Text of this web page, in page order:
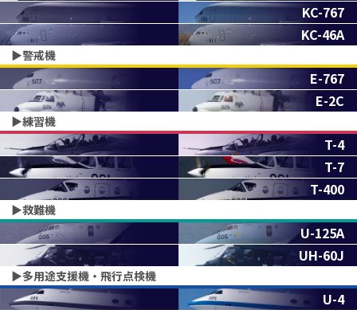
KC-767
KC-46A
▶︎警戒機
E-767
E-2C
▶︎練習機
T-4
T-7
T-400
▶︎救難機
U-125A
UH-60J
▶︎多用途支援機・飛行点検機
U-4